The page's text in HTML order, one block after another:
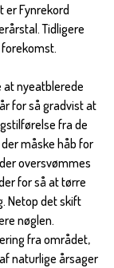
er Fynrekord
Tidligere
forekomst.
at nyeatblerede
for så gradvist at
fra de
måske håb for
oversvømmes
for så at tørre
Netop det skift
nøglen.
fra området,
naturlige årsager